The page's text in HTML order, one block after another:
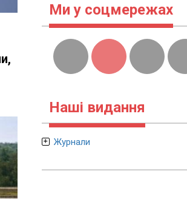
Ми у соцмережах
Наші видання
Журнали